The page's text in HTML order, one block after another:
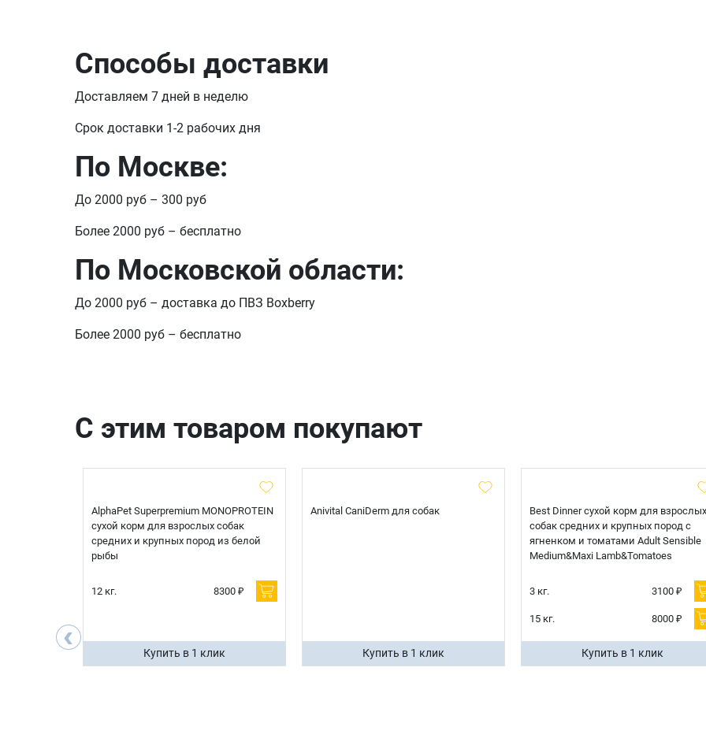
Способы доставки
Доставляем 7 дней в неделю
Срок доставки 1-2 рабочих дня
По Москве:
До 2000 руб – 300 руб
Более 2000 руб – бесплатно
По Московской области:
До 2000 руб – доставка до ПВЗ Boxberry
Более 2000 руб – бесплатно
С этим товаром покупают
‹
AlphaPet Superpremium MONOPROTEIN
сухой корм для взрослых собак
средних и крупных пород из белой
рыбы
12 кг. 8300 ₽
Купить в 1 клик
Anivital CaniDerm для собак
Купить в 1 клик
Best Dinner сухой корм для взрослых
собак средних и крупных пород с
ягненком и томатами Adult Sensible
Medium&Maxi Lamb&Tomatoes
3 кг. 3100 ₽
15 кг. 8000 ₽
Купить в 1 клик